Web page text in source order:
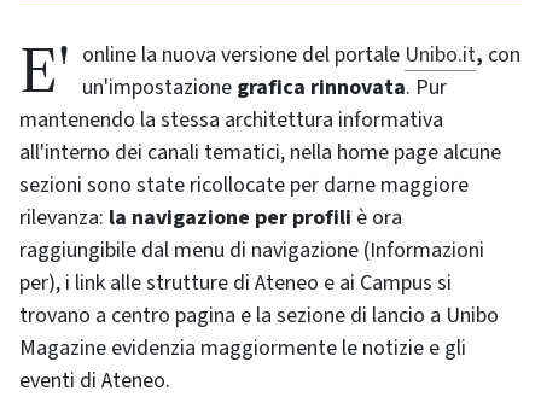
E' online la nuova versione del portale Unibo.it, con
un'impostazione grafica rinnovata. Pur
mantenendo la stessa architettura informativa
all'interno dei canali tematici, nella home page alcune
sezioni sono state ricollocate per darne maggiore
rilevanza: la navigazione per profili è ora
raggiungibile dal menu di navigazione (Informazioni
per), i link alle strutture di Ateneo e ai Campus si
trovano a centro pagina e la sezione di lancio a Unibo
Magazine evidenzia maggiormente le notizie e gli
eventi di Ateneo.